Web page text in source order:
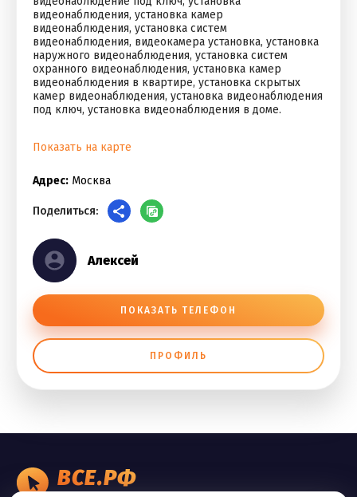
видеонаблюдения, установка камер
видеонаблюдения, установка систем
видеонаблюдения, видеокамера установка, установка
наружного видеонаблюдения, установка систем
охранного видеонаблюдения, установка камер
видеонаблюдения в квартире, установка скрытых
камер видеонаблюдения, установка видеонаблюдения
под ключ, установка видеонаблюдения в доме.
Показать на карте
Адрес: Москва
Поделиться:
Алексей
ПОКАЗАТЬ ТЕЛЕФОН
ПРОФИЛЬ
ВСЕ.РФ